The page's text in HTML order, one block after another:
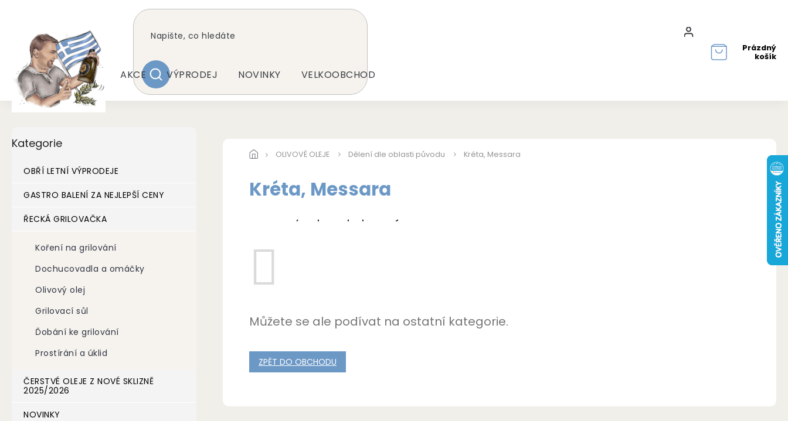
Přihlášení
HLEDAT
Prázdný
košík
AKCE VÝPRODEJ NOVINKY VELKOOBCHOD
OLIVOVÉ OLEJE Dělení dle oblasti původu Kréta, Messara
o
kategorie
Kategorie
OBŘÍ LETNÍ VÝPRODEJE
GASTRO BALENÍ ZA NEJLEPŠÍ CENY
ŘECKÁ GRILOVAČKA
Koření na grilování
Dochucovadla a omáčky
Olivový olej
Grilovací sůl
Ďobání ke grilování
Prostírání a úklid
ČERSTVÉ OLEJE Z NOVÉ SKLIZNĚ
2025/2026
NOVINKY
Kréta, Messara
Můžete se ale podívat na ostatní kategorie.
ZPĚT DO OBCHODU